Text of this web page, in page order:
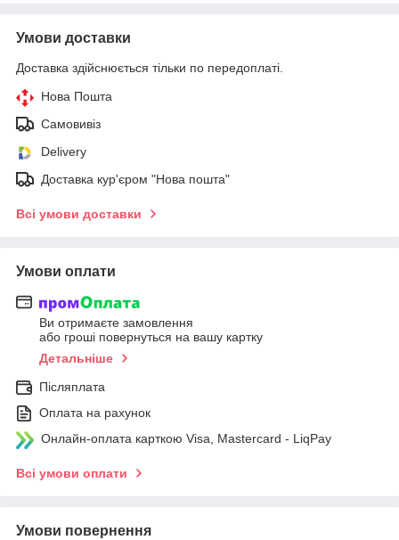
Умови доставки
Доставка здійснюється тільки по передоплаті.
Нова Пошта
Самовивіз
Delivery
Доставка кур'єром "Нова пошта"
Всі умови доставки
Умови оплати
Ви отримаєте замовлення
або гроші повернуться на вашу картку
Детальніше
Післяплата
Оплата на рахунок
Онлайн-оплата карткою Visa, Mastercard - LiqPay
Всі умови оплати
Умови повернення